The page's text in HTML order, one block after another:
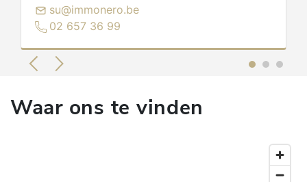
su@immonero.be
02 657 36 99
Waar ons te vinden